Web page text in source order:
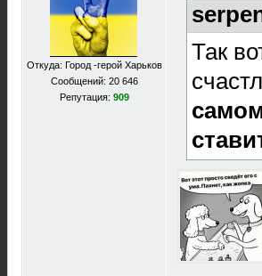
Откуда: Город -герой Харьков
Сообщений: 20 646
Репутация: 909
Так